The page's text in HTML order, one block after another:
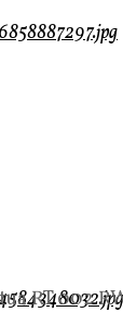
RT 002